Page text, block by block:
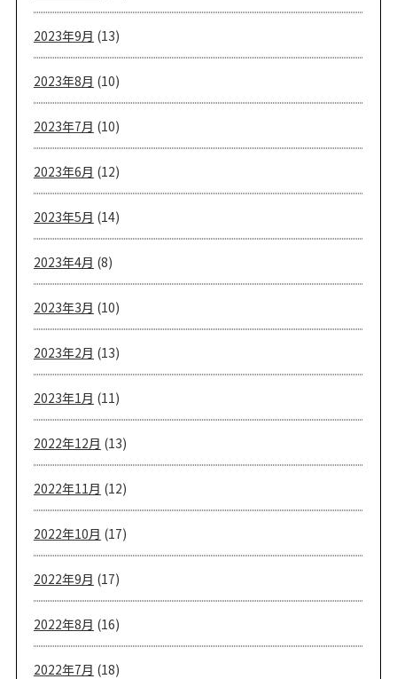
2023年9月 (13)
2023年8月 (10)
2023年7月 (10)
2023年6月 (12)
2023年5月 (14)
2023年4月 (8)
2023年3月 (10)
2023年2月 (13)
2023年1月 (11)
2022年12月 (13)
2022年11月 (12)
2022年10月 (17)
2022年9月 (17)
2022年8月 (16)
2022年7月 (18)